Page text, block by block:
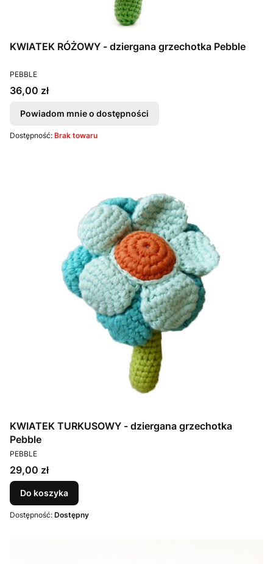
KWIATEK RÓŻOWY - dziergana grzechotka Pebble
PRODUCENT
PEBBLE
Cena
36,00 zł
Powiadom mnie o dostępności
Dostępność: Brak towaru
KWIATEK TURKUSOWY - dziergana grzechotka
Pebble
PRODUCENT
PEBBLE
Cena
29,00 zł
Do koszyka
Dostępność: Dostępny